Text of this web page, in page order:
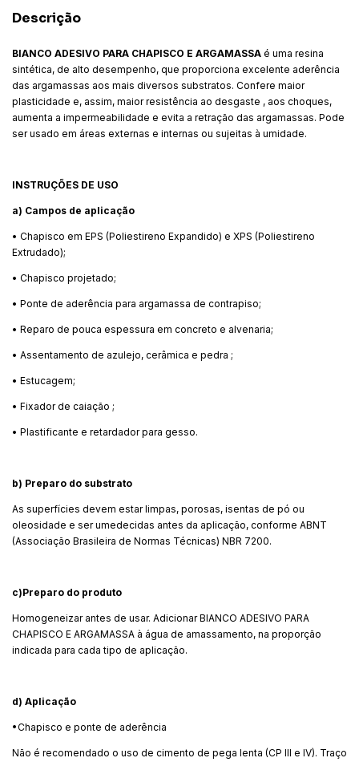
Descrição
BIANCO ADESIVO PARA CHAPISCO E ARGAMASSA é uma resina
sintética, de alto desempenho, que proporciona excelente aderência
das argamassas aos mais diversos substratos. Confere maior
plasticidade e, assim, maior resistência ao desgaste , aos choques,
aumenta a impermeabilidade e evita a retração das argamassas. Pode
ser usado em áreas externas e internas ou sujeitas à umidade.
INSTRUÇÕES DE USO
a) Campos de aplicação
• Chapisco em EPS (Poliestireno Expandido) e XPS (Poliestireno
Extrudado);
• Chapisco projetado;
• Ponte de aderência para argamassa de contrapiso;
• Reparo de pouca espessura em concreto e alvenaria;
• Assentamento de azulejo, cerâmica e pedra ;
• Estucagem;
• Fixador de caiação ;
• Plastificante e retardador para gesso.
b) Preparo do substrato
As superfícies devem estar limpas, porosas, isentas de pó ou
oleosidade e ser umedecidas antes da aplicação, conforme ABNT
(Associação Brasileira de Normas Técnicas) NBR 7200.
c)Preparo do produto
Homogeneizar antes de usar. Adicionar BIANCO ADESIVO PARA
CHAPISCO E ARGAMASSA à água de amassamento, na proporção
indicada para cada tipo de aplicação.
d) Aplicação
•Chapisco e ponte de aderência
Não é recomendado o uso de cimento de pega lenta (CP III e IV). Traço